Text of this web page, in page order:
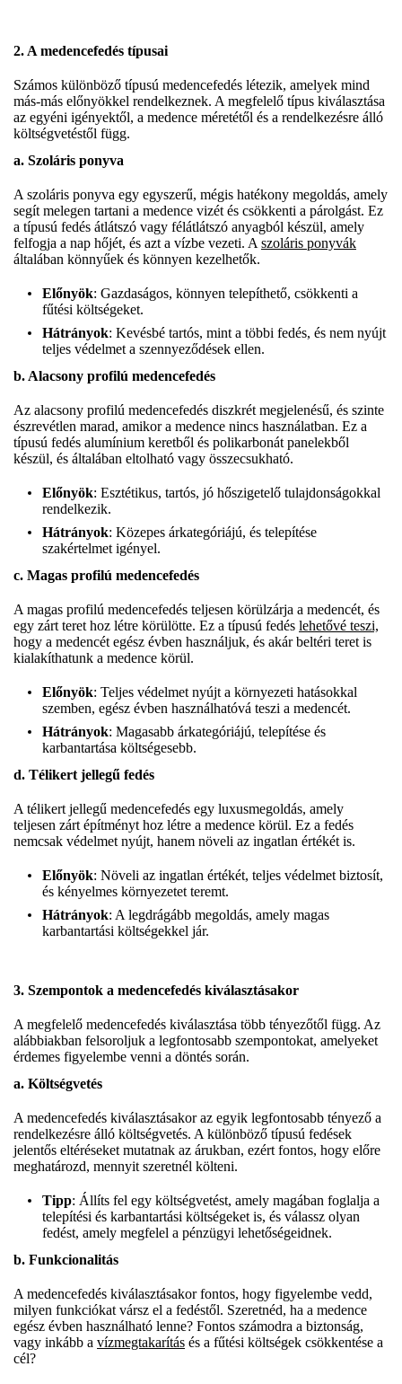
2. A medencefedés típusai
Számos különböző típusú medencefedés létezik, amelyek mind
más-más előnyökkel rendelkeznek. A megfelelő típus kiválasztása
az egyéni igényektől, a medence méretétől és a rendelkezésre álló
költségvetéstől függ.
a. Szoláris ponyva
A szoláris ponyva egy egyszerű, mégis hatékony megoldás, amely
segít melegen tartani a medence vizét és csökkenti a párolgást. Ez
a típusú fedés átlátszó vagy félátlátszó anyagból készül, amely
felfogja a nap hőjét, és azt a vízbe vezeti. A szoláris ponyvák
általában könnyűek és könnyen kezelhetők.
Előnyök: Gazdaságos, könnyen telepíthető, csökkenti a
fűtési költségeket.
Hátrányok: Kevésbé tartós, mint a többi fedés, és nem nyújt
teljes védelmet a szennyeződések ellen.
b. Alacsony profilú medencefedés
Az alacsony profilú medencefedés diszkrét megjelenésű, és szinte
észrevétlen marad, amikor a medence nincs használatban. Ez a
típusú fedés alumínium keretből és polikarbonát panelekből
készül, és általában eltolható vagy összecsukható.
Előnyök: Esztétikus, tartós, jó hőszigetelő tulajdonságokkal
rendelkezik.
Hátrányok: Közepes árkategóriájú, és telepítése
szakértelmet igényel.
c. Magas profilú medencefedés
A magas profilú medencefedés teljesen körülzárja a medencét, és
egy zárt teret hoz létre körülötte. Ez a típusú fedés lehetővé teszi,
hogy a medencét egész évben használjuk, és akár beltéri teret is
kialakíthatunk a medence körül.
Előnyök: Teljes védelmet nyújt a környezeti hatásokkal
szemben, egész évben használhatóvá teszi a medencét.
Hátrányok: Magasabb árkategóriájú, telepítése és
karbantartása költségesebb.
d. Télikert jellegű fedés
A télikert jellegű medencefedés egy luxusmegoldás, amely
teljesen zárt építményt hoz létre a medence körül. Ez a fedés
nemcsak védelmet nyújt, hanem növeli az ingatlan értékét is.
Előnyök: Növeli az ingatlan értékét, teljes védelmet biztosít,
és kényelmes környezetet teremt.
Hátrányok: A legdrágább megoldás, amely magas
karbantartási költségekkel jár.
3. Szempontok a medencefedés kiválasztásakor
A megfelelő medencefedés kiválasztása több tényezőtől függ. Az
alábbiakban felsoroljuk a legfontosabb szempontokat, amelyeket
érdemes figyelembe venni a döntés során.
a. Költségvetés
A medencefedés kiválasztásakor az egyik legfontosabb tényező a
rendelkezésre álló költségvetés. A különböző típusú fedések
jelentős eltéréseket mutatnak az árukban, ezért fontos, hogy előre
meghatározd, mennyit szeretnél költeni.
Tipp: Állíts fel egy költségvetést, amely magában foglalja a
telepítési és karbantartási költségeket is, és válassz olyan
fedést, amely megfelel a pénzügyi lehetőségeidnek.
b. Funkcionalitás
A medencefedés kiválasztásakor fontos, hogy figyelembe vedd,
milyen funkciókat vársz el a fedéstől. Szeretnéd, ha a medence
egész évben használható lenne? Fontos számodra a biztonság,
vagy inkább a vízmegtakarítás és a fűtési költségek csökkentése a
cél?